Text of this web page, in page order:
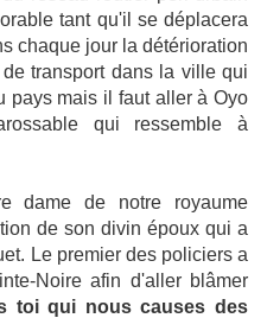
tant qu'il se déplacera
chaque jour la détérioration
transport dans la ville qui
pays mais il faut aller à Oyo
qui ressemble à
dame de notre royaume
de son divin époux qui a
Le premier des policiers a
Noire afin d'aller blâmer
toi qui nous causes des